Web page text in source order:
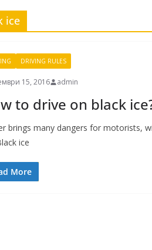
ice
DRIVING RULES
15, 2016 admin
to drive on black
brings many dangers for motorists,
ice
More